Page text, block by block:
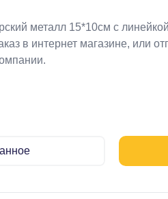
металл 15*10см с
в интернет магазине, или